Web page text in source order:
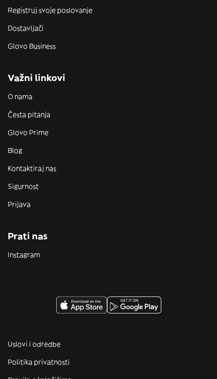
Registruj svoje poslovanje
Dostavljači
Glovo Business
Važni linkovi
O nama
Česta pitanja
Glovo Prime
Blog
Kontaktiraj nas
Sigurnost
Prijava
Prati nas
Instagram
Uslovi i odredbe
Politika privatnosti